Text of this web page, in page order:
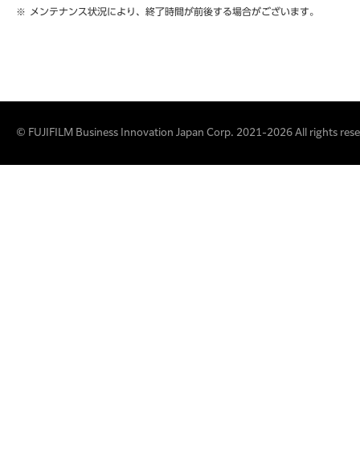
メンテナンス状況により、終了時間が前後する場合がございます。
© FUJIFILM Business Innovation Japan Corp. 2021-2026 All rights